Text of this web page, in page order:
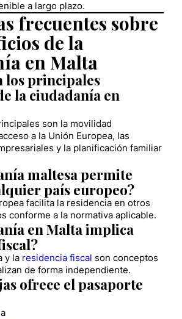
a largo plazo.
frecuentes sobre
de la
en Malta
los principales
la ciudadanía en
son la movilidad
a la Unión Europea, las
y la planificación familiar
maltesa permite
país europeo?
facilita la residencia en otros
conforme a la normativa aplicable.
en Malta implica
y la residencia fiscal son conceptos
de forma independiente.
ofrece el pasaporte